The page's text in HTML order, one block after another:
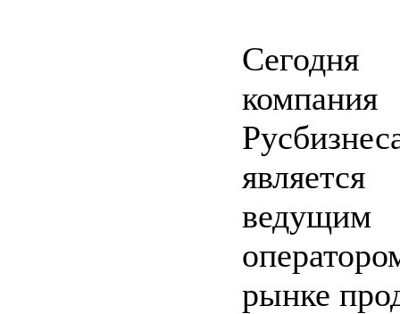
Сегодня
компания
является
ведущим
рынке